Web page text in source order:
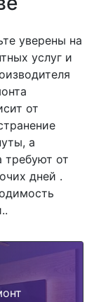
уверены на
услуг и
от
а
требуют от
дней .